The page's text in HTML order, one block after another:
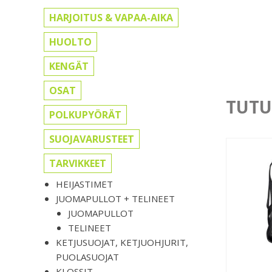
HARJOITUS & VAPAA-AIKA
HUOLTO
KENGÄT
OSAT
POLKUPYÖRÄT
SUOJAVARUSTEET
TARVIKKEET
HEIJASTIMET
JUOMAPULLOT + TELINEET
JUOMAPULLOT
TELINEET
KETJUSUOJAT, KETJUOHJURIT,
PUOLASUOJAT